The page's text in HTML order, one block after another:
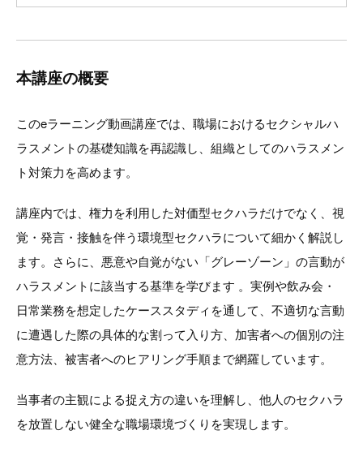
本講座の概要
このeラーニング動画講座では、職場におけるセクシャルハ
ラスメントの基礎知識を再認識し、組織としてのハラスメン
ト対策力を高めます。
講座内では、権力を利用した対価型セクハラだけでなく、視
覚・発言・接触を伴う環境型セクハラについて細かく解説し
ます。さらに、悪意や自覚がない「グレーゾーン」の言動が
ハラスメントに該当する基準を学びます 。実例や飲み会・
日常業務を想定したケーススタディを通して、不適切な言動
に遭遇した際の具体的な割って入り方、加害者への個別の注
意方法、被害者へのヒアリング手順まで網羅しています。
当事者の主観による捉え方の違いを理解し、他人のセクハラ
を放置しない健全な職場環境づくりを実現します。